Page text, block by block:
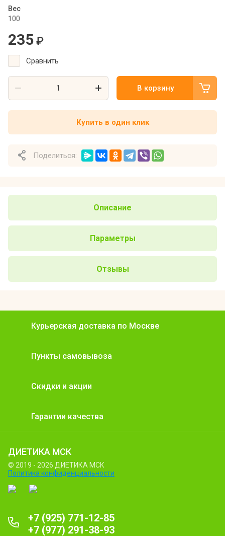
Вес
100
235 ₽
Сравнить
В корзину
Купить в один клик
Поделиться:
Описание
Параметры
Отзывы
Курьерская доставка по Москве
Пункты самовывоза
Скидки и акции
Гарантии качества
ДИЕТИКА МСК
© 2019 - 2026 ДИЕТИКА МСК
Политика конфиденциальности
+7 (925) 771-12-85
+7 (977) 291-38-93